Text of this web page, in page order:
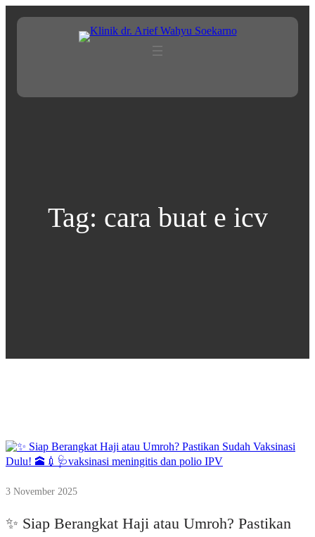
Tag: cara buat e icv
3 November 2025
✨ Siap Berangkat Haji atau Umroh? Pastikan